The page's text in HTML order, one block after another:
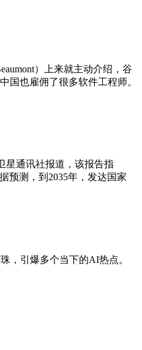
）上来就主动介绍，谷
国也雇佣了很多软件工程师。
星通讯社报道，该报告指
预测，到2035年，发达国家
，引爆多个当下的AI热点。